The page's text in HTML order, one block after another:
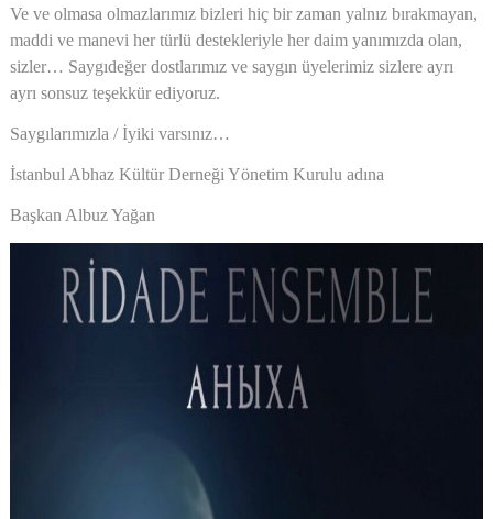
Ve ve olmasa olmazlarımız bizleri hiç bir zaman yalnız bırakmayan,
maddi ve manevi her türlü destekleriyle her daim yanımızda olan,
sizler… Saygıdeğer dostlarımız ve saygın üyelerimiz sizlere ayrı
ayrı sonsuz teşekkür ediyoruz.
Saygılarımızla / İyiki varsınız…
İstanbul Abhaz Kültür Derneği Yönetim Kurulu adına
Başkan Albuz Yağan